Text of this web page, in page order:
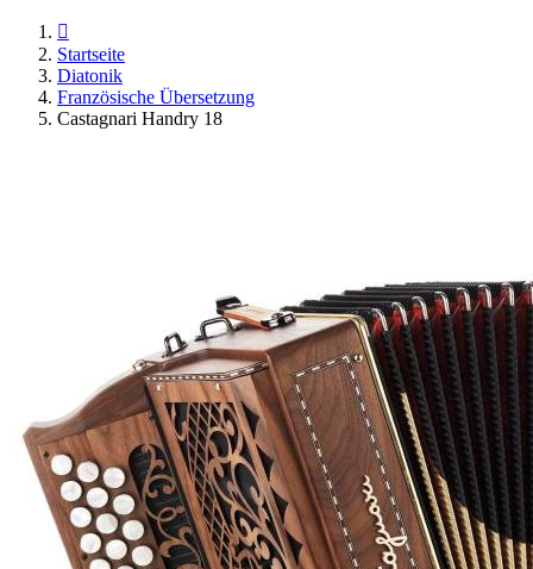

Startseite
Diatonik
Französische Übersetzung
Castagnari Handry 18